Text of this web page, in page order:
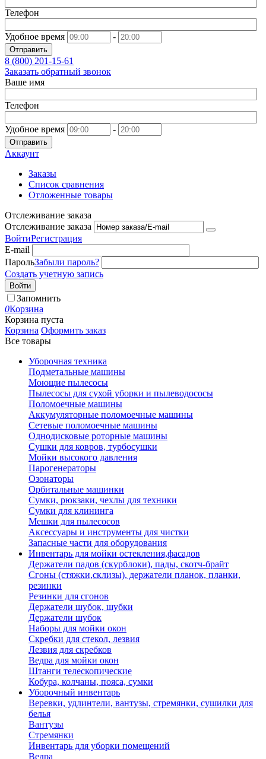
Телефон
Удобное время -
Отправить
8 (800) 201-15-61
Заказать обратный звонок
Ваше имя
Телефон
Удобное время -
Отправить
Аккаунт
Заказы
Список сравнения
Отложенные товары
Отслеживание заказа
Отслеживание заказа
ВойтиРегистрация
E-mail
ПарольЗабыли пароль?
Создать учетную запись
Войти
Запомнить
0Корзина
Корзина пуста
Корзина Оформить заказ
Все товары
Уборочная техника
Подметальные машины
Моющие пылесосы
Пылесосы для сухой уборки и пылеводососы
Поломоечные машины
Аккумуляторные поломоечные машины
Сетевые поломоечные машины
Однодисковые роторные машины
Сушки для ковров, турбосушки
Мойки высокого давления
Парогенераторы
Озонаторы
Орбитальные машинки
Сумки, рюкзаки, чехлы для техники
Сумки для клининга
Мешки для пылесосов
Аксессуары и инструменты для чистки
Запасные части для оборудования
Инвентарь для мойки остекления,фасадов
Держатели падов (скурблоки), пады, скотч-брайт
Сгоны (стяжки,склизы), держатели планок, планки,
резинки
Резинки для сгонов
Держатели шубок, шубки
Держатели шубок
Наборы для мойки окон
Скребки для стекол, лезвия
Лезвия для скребков
Ведра для мойки окон
Штанги телескопические
Кобура, колчаны, пояса, сумки
Уборочный инвентарь
Веревки, удлинтели, вантузы, стремянки, сушилки для
белья
Вантузы
Стремянки
Инвентарь для уборки помещений
Ведра